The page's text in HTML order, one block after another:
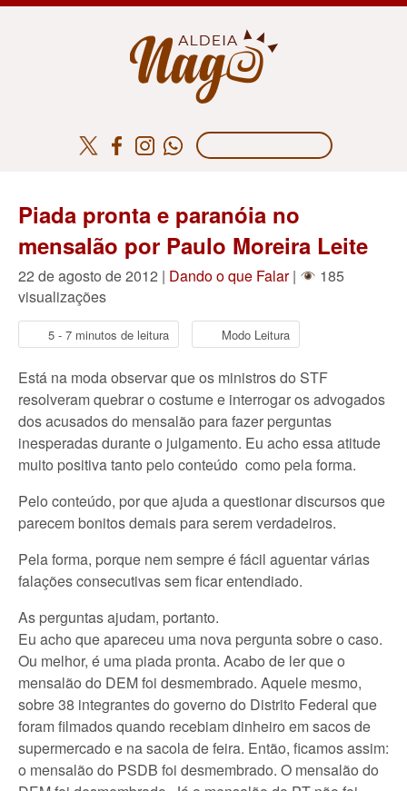
Piada pronta e paranóia no
mensalão por Paulo Moreira Leite
22 de agosto de 2012 | Dando o que Falar|
185
visualizações
5 - 7 minutos de leitura Modo Leitura
Está na moda observar que os ministros do STF
resolveram quebrar o costume e interrogar os advogados
dos acusados do mensalão para fazer perguntas
inesperadas durante o julgamento. Eu acho essa atitude
muito positiva tanto pelo conteúdo como pela forma.
Pelo conteúdo, por que ajuda a questionar discursos que
parecem bonitos demais para serem verdadeiros.
Pela forma, porque nem sempre é fácil aguentar várias
falações consecutivas sem ficar entendiado.
As perguntas ajudam, portanto.
Eu acho que apareceu uma nova pergunta sobre o caso.
Ou melhor, é uma piada pronta. Acabo de ler que o
mensalão do DEM foi desmembrado. Aquele mesmo,
sobre 38 integrantes do governo do Distrito Federal que
foram filmados quando recebiam dinheiro em sacos de
supermercado e na sacola de feira. Então, ficamos assim:
o mensalão do PSDB foi desmembrado. O mensalão do